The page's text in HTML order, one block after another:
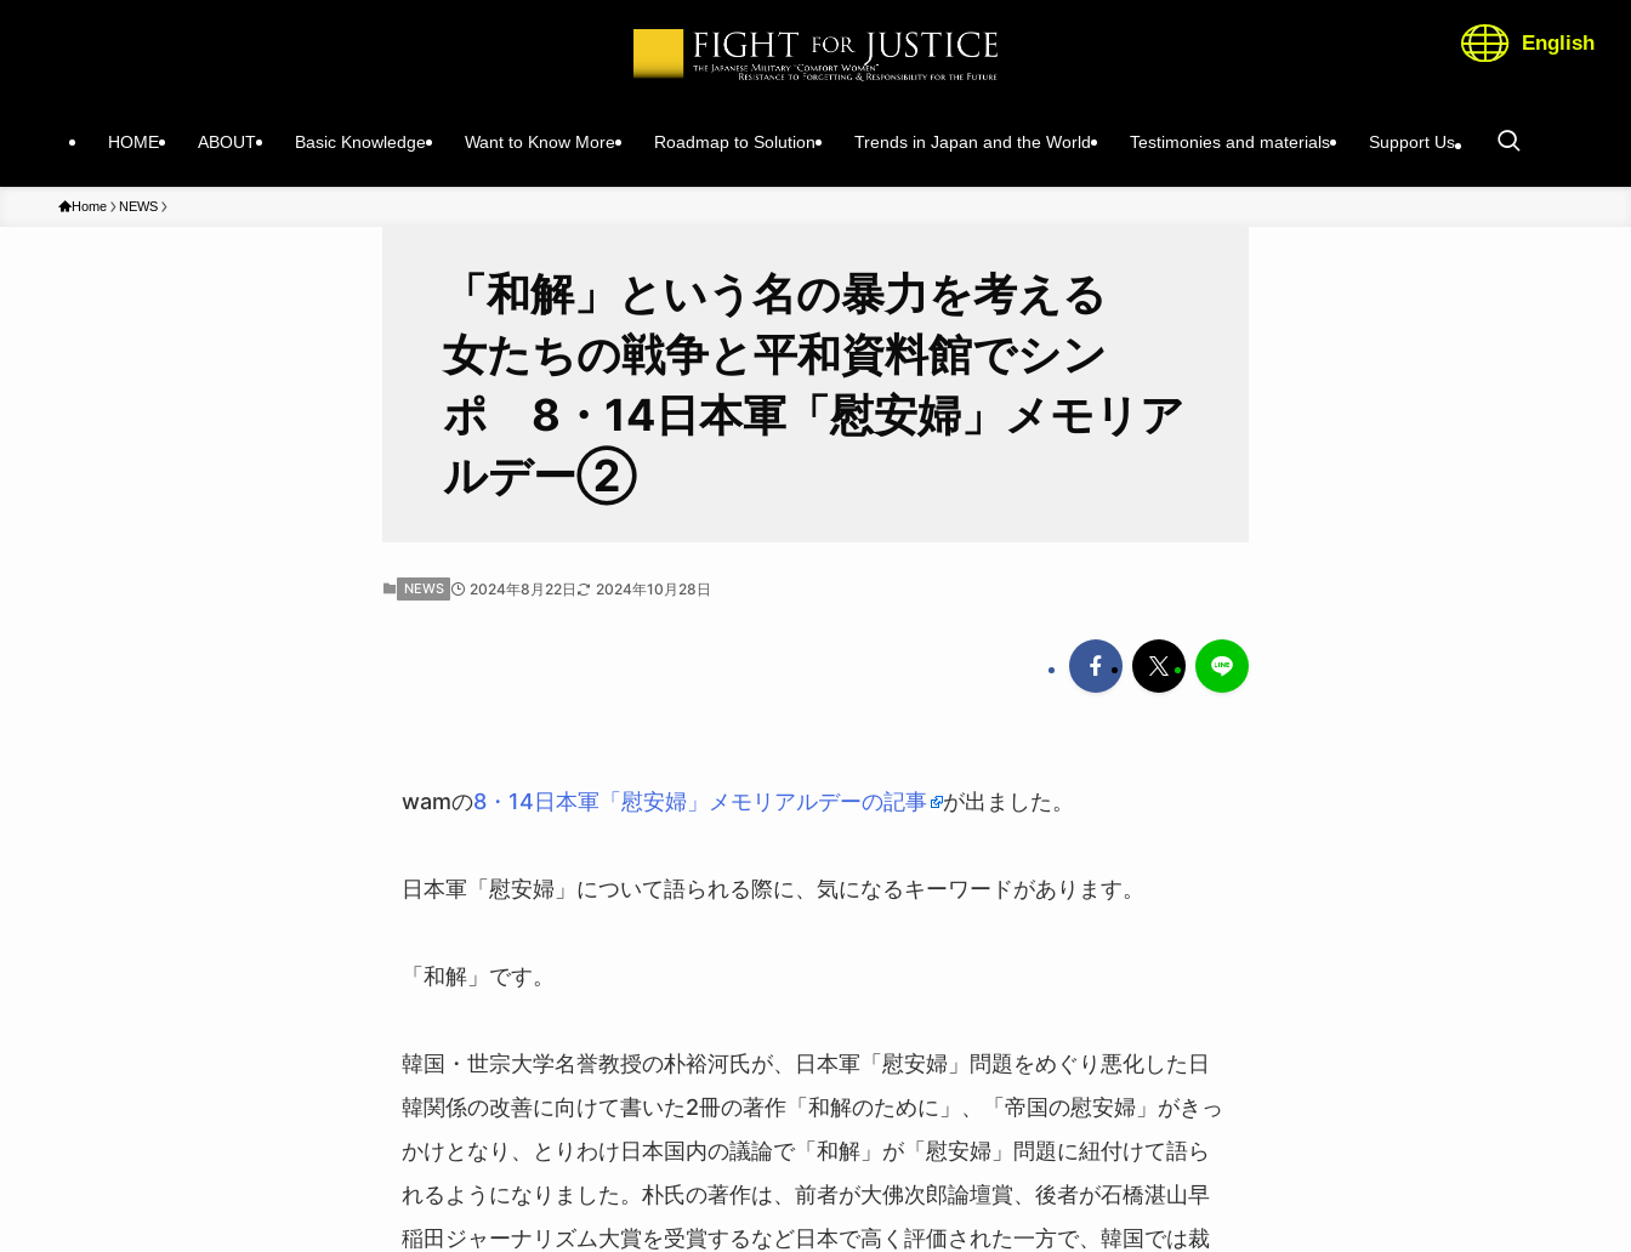
HOME ABOUT Basic Knowledge Want to Know More Roadmap to Solution Trends in Japan and the World Testimonies and materials Support Us
English
Home NEWS
「和解」という名の暴力を考える
女たちの戦争と平和資料館でシン
ポ 8・14日本軍「慰安婦」メモリア
ルデー②
NEWS 2024年8月22日 2024年10月28日
wamの8・14日本軍「慰安婦」メモリアルデーの記事 が出ました。
日本軍「慰安婦」について語られる際に、気になるキーワードがあります。
「和解」です。
韓国・世宗大学名誉教授の朴裕河氏が、日本軍「慰安婦」問題をめぐり悪化した日
韓関係の改善に向けて書いた2冊の著作「和解のために」、「帝国の慰安婦」がきっ
かけとなり、とりわけ日本国内の議論で「和解」が「慰安婦」問題に紐付けて語ら
れるようになりました。朴氏の著作は、前者が大佛次郎論壇賞、後者が石橋湛山早
稲田ジャーナリズム大賞を受賞するなど日本で高く評価された一方で、韓国では裁